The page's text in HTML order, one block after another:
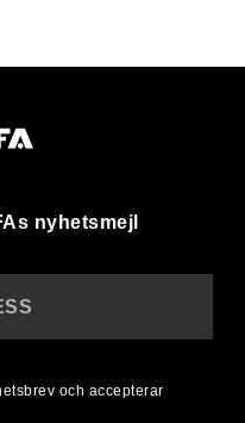
nyhetsmejl
och accepterar